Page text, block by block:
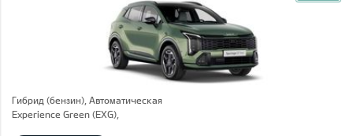
Гибрид (бензин), Автоматическая
Experience Green (EXG),